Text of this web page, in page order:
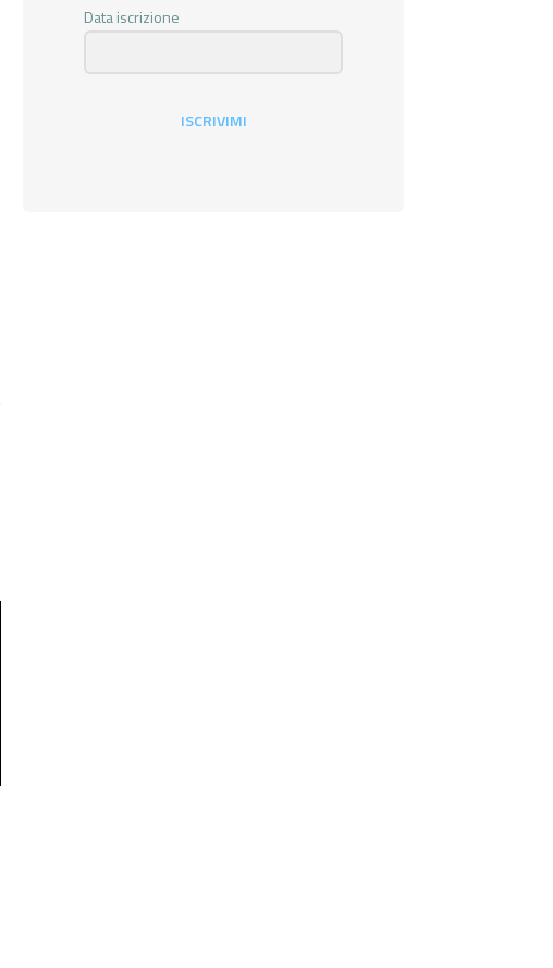
Data iscrizione
ISCRIVIMI